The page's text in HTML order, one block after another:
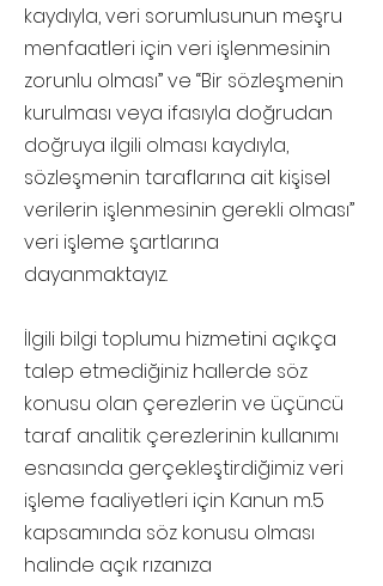
kaydıyla, veri sorumlusunun meşru
menfaatleri için veri işlenmesinin
zorunlu olması” ve “Bir sözleşmenin
kurulması veya ifasıyla doğrudan
doğruya ilgili olması kaydıyla,
sözleşmenin taraflarına ait kişisel
verilerin işlenmesinin gerekli olması”
veri işleme şartlarına
dayanmaktayız.
İlgili bilgi toplumu hizmetini açıkça
talep etmediğiniz hallerde söz
konusu olan çerezlerin ve üçüncü
taraf analitik çerezlerinin kullanımı
esnasında gerçekleştirdiğimiz veri
işleme faaliyetleri için Kanun m.5
kapsamında söz konusu olması
halinde açık rızanıza